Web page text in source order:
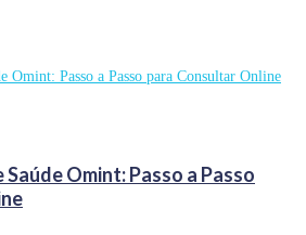
Omint: Passo a Passo